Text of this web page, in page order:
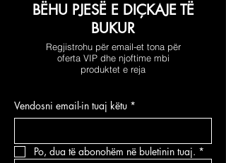
BËHU PJESË E DIÇKAJE TË
BUKUR
Regjistrohu për email-et tona për
oferta VIP dhe njoftime mbi
produktet e reja
Vendosni email-in tuaj këtu *
Po, dua të abonohëm në buletinin tuaj. *